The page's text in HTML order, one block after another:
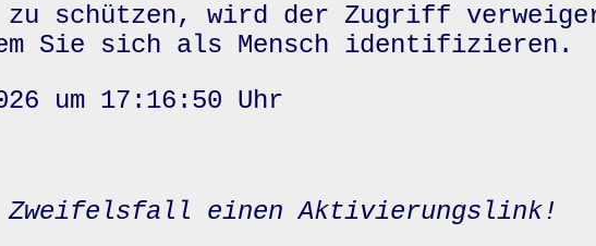
zu schützen, wird der Zugriff
Sie sich als Mensch identifizieren.
um 17:16:50 Uhr
Zweifelsfall einen Aktivierungslink!